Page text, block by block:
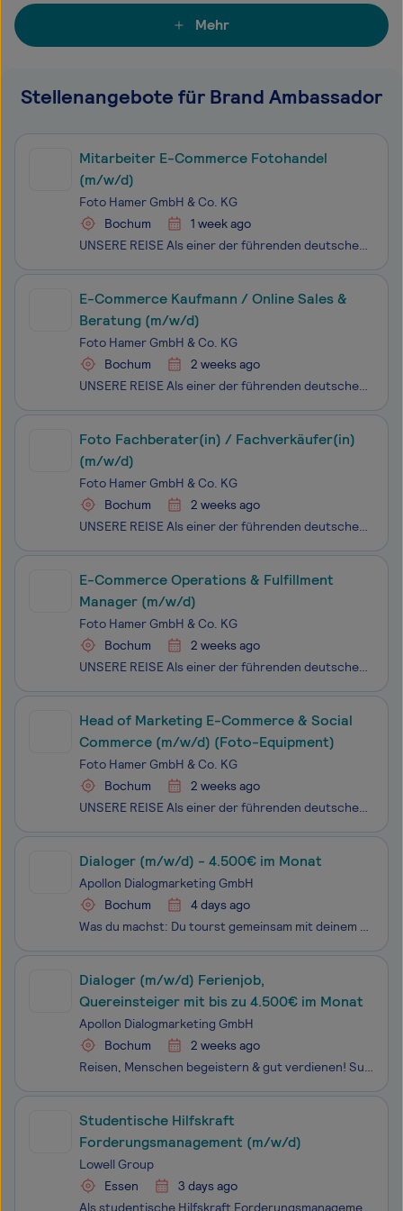
Mehr
Stellenangebote für Brand Ambassador
Mitarbeiter E-Commerce Fotohandel
(m/w/d)
Foto Hamer GmbH & Co. KG
Bochum
1 week ago
UNSERE REISE Als einer der führenden deutschen Onlineshops für Fotografie-Enthusiasten geht FOTO HAMER immer wieder neue innovative Wege. Wir sind unverändert ein Familienunternehmen seit dem Jahr 1910 und verpflichten wir uns der Innovation, anstelle der Tradition. 100% Forward Thinking, 100% Per
E-Commerce Kaufmann / Online Sales &
Beratung (m/w/d)
Foto Hamer GmbH & Co. KG
Bochum
2 weeks ago
UNSERE REISE Als einer der führenden deutschen Onlineshops für Fotografie-Enthusiasten geht FOTO HAMER immer wieder neue innovative Wege. Gegründet als Familienunternehmen im Jahr 1910 verpflichten wir uns der Innovation, anstelle der Tradition. 100% Forward Thinking, 100% Persönlichkeit, 100% Werts
Foto Fachberater(in) / Fachverkäufer(in)
(m/w/d)
Foto Hamer GmbH & Co. KG
Bochum
2 weeks ago
UNSERE REISE Als einer der führenden deutschen Onlineshops für Fotografie-Enthusiasten geht FOTO HAMER immer wieder neue innovative Wege. Gegründet als Familienunternehmen im Jahr 1910 verpflichten wir uns der Innovation, anstelle der Tradition. 100% Forward Thinking, 100% Persönlichkeit, 100% Werts
E-Commerce Operations & Fulfillment
Manager (m/w/d)
Foto Hamer GmbH & Co. KG
Bochum
2 weeks ago
UNSERE REISE Als einer der führenden deutschen Onlineshops für Fotografie-Enthusiasten geht FOTO HAMER immer wieder neue innovative Wege. Wir sind unverändert ein Familienunternehmen seit dem Jahr 1910 und verpflichten wir uns der Innovation, anstelle der Tradition. 100% Forward Thinking, 100% Per
Head of Marketing E-Commerce & Social
Commerce (m/w/d) (Foto-Equipment)
Foto Hamer GmbH & Co. KG
Bochum
2 weeks ago
UNSERE REISE Als einer der führenden deutschen Onlineshops für Fotografie-Enthusiasten geht FOTO HAMER immer wieder neue innovative Wege. Wir sind unverändert ein Familienunternehmen seit dem Jahr 1910 und verpflichten wir uns der Innovation, anstelle der Tradition. 100% Forward Thinking, 100% Pe
Dialoger (m/w/d) - 4.500€ im Monat
Apollon Dialogmarketing GmbH
Bochum
4 days ago
Was du machst: Du tourst gemeinsam mit deinem Team durch verschiedene Städte in Deutschland Du sprichst vor Ort mit Passantinnen über die Arbeit namhafter NGOs. Dein Ziel: Menschen für Themen wie Menschenrechte, Umwelt- und Klimaschutz oder humanitäre Hilfe zu begeistern Die Mens
Dialoger (m/w/d) Ferienjob,
Quereinsteiger mit bis zu 4.500€ im Monat
Apollon Dialogmarketing GmbH
Bochum
2 weeks ago
Reisen, Menschen begeistern & gut verdienen! Suchst du einen abwechslungsreichen Job mit Sinn, der wirklich was bewegt?Du willst sofort starten, was Gutes tun, dabei gutes Geld verdienen und quer durchs Land reisen? Dann lies unbedingt weiter!
Studentische Hilfskraft
Forderungsmanagement (m/w/d)
Lowell Group
Essen
3 days ago
Als studentische Hilfskraft Forderungsmanagement (m/w/d) unterstützt Du unser Team bei der Bearbeitung offener Forderungen und erhältst spannende Einblicke in das Forderungsmanagement. Du übernimmst administrative und kommunikative Aufgaben, arbeitest mit unterschiedlichen Ansprechpartner:innen zusa